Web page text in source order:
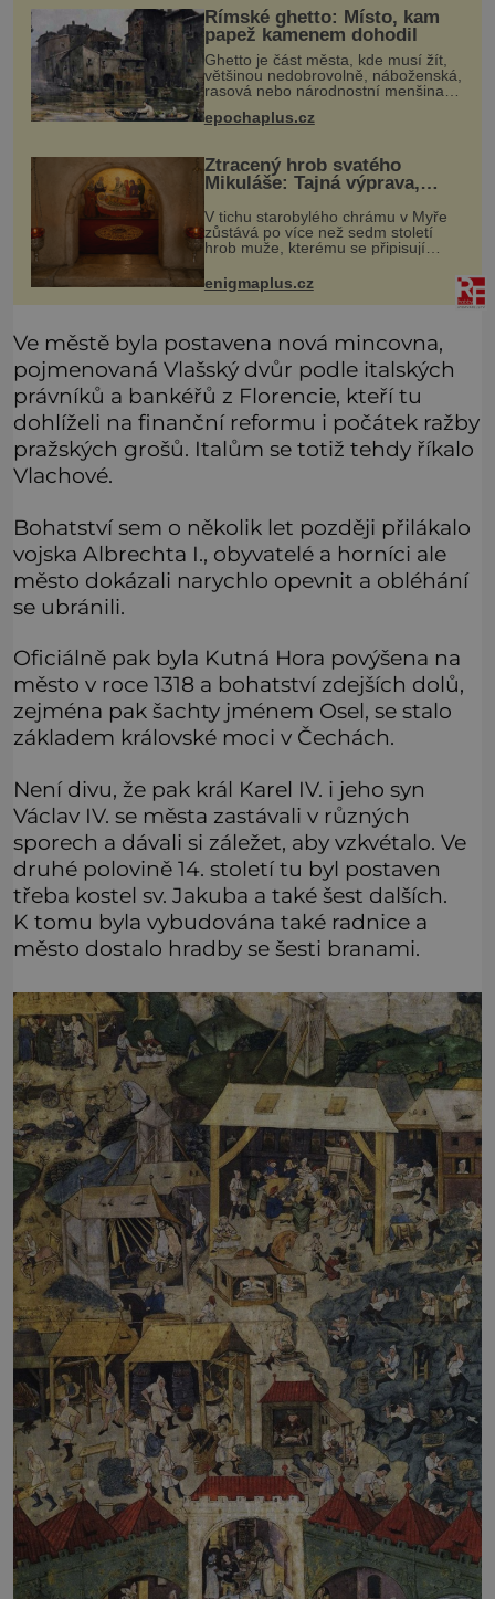
Římské ghetto: Místo, kam
papež kamenem dohodil
Ghetto je část města, kde musí žít,
většinou nedobrovolně, náboženská,
rasová nebo národnostní menšina
obyvatel. Bohaté historické
zkušenosti mají s takovým životem
epochaplus.cz
Ztracený hrob svatého
Mikuláše: Tajná výprava,
relikvii do Itálie
V tichu starobylého chrámu v Myře
zůstává po více než sedm století
hrob muže, kterému se připisují
námořníků v bouřích. Pak ale
přichází rok 1087 a klidné místo se
měn
enigmaplus.cz
Ve městě byla postavena nová mincovna,
pojmenovaná Vlašský dvůr podle italských
právníků a bankéřů z Florencie, kteří tu
dohlíželi na finanční reformu i počátek ražby
pražských grošů. Italům se totiž tehdy říkalo
Vlachové.
Bohatství sem o několik let později přilákalo
vojska Albrechta I., obyvatelé a horníci ale
město dokázali narychlo opevnit a obléhání
se ubránili.
Oficiálně pak byla Kutná Hora povýšena na
město v roce 1318 a bohatství zdejších dolů,
zejména pak šachty jménem Osel, se stalo
základem královské moci v Čechách.
Není divu, že pak král Karel IV. i jeho syn
Václav IV. se města zastávali v různých
sporech a dávali si záležet, aby vzkvétalo. Ve
druhé polovině 14. století tu byl postaven
třeba kostel sv. Jakuba a také šest dalších.
K tomu byla vybudována také radnice a
město dostalo hradby se šesti branami.